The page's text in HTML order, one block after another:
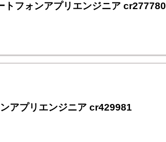
トフォンアプリエンジニア cr277780
アプリエンジニア cr429981